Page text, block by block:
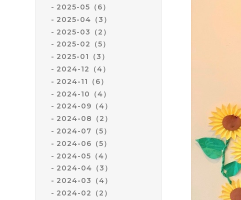
2025-05（6）
2025-04（3）
2025-03（2）
2025-02（5）
2025-01（3）
2024-12（4）
2024-11（6）
2024-10（4）
2024-09（4）
2024-08（2）
2024-07（5）
2024-06（5）
2024-05（4）
2024-04（3）
2024-03（4）
2024-02（2）